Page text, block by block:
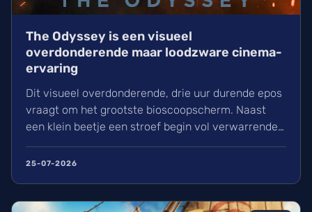
The Odyssey is een visueel
overdonderende maar loodzware cinema-
ervaring
Dit visueel overdonderende, drie uur durende epos
vraagt om het grootste bioscoopscherm. Naast
een klein beetje een stroef begin vol verwarrende
film in een indrukwekkend epos vol praktische
25-07-2026